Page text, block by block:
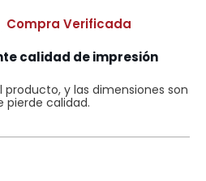
Compra Verificada
calidad de impresión
y las dimensiones son
pierde calidad.